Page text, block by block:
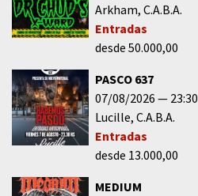
Arkham C.A.B.A.
Entradas
desde 50.000,00
PASCO 637
07/08/2026
23:30
Lucille C.A.B.A.
Entradas
desde 13.000,00
MEDIUM